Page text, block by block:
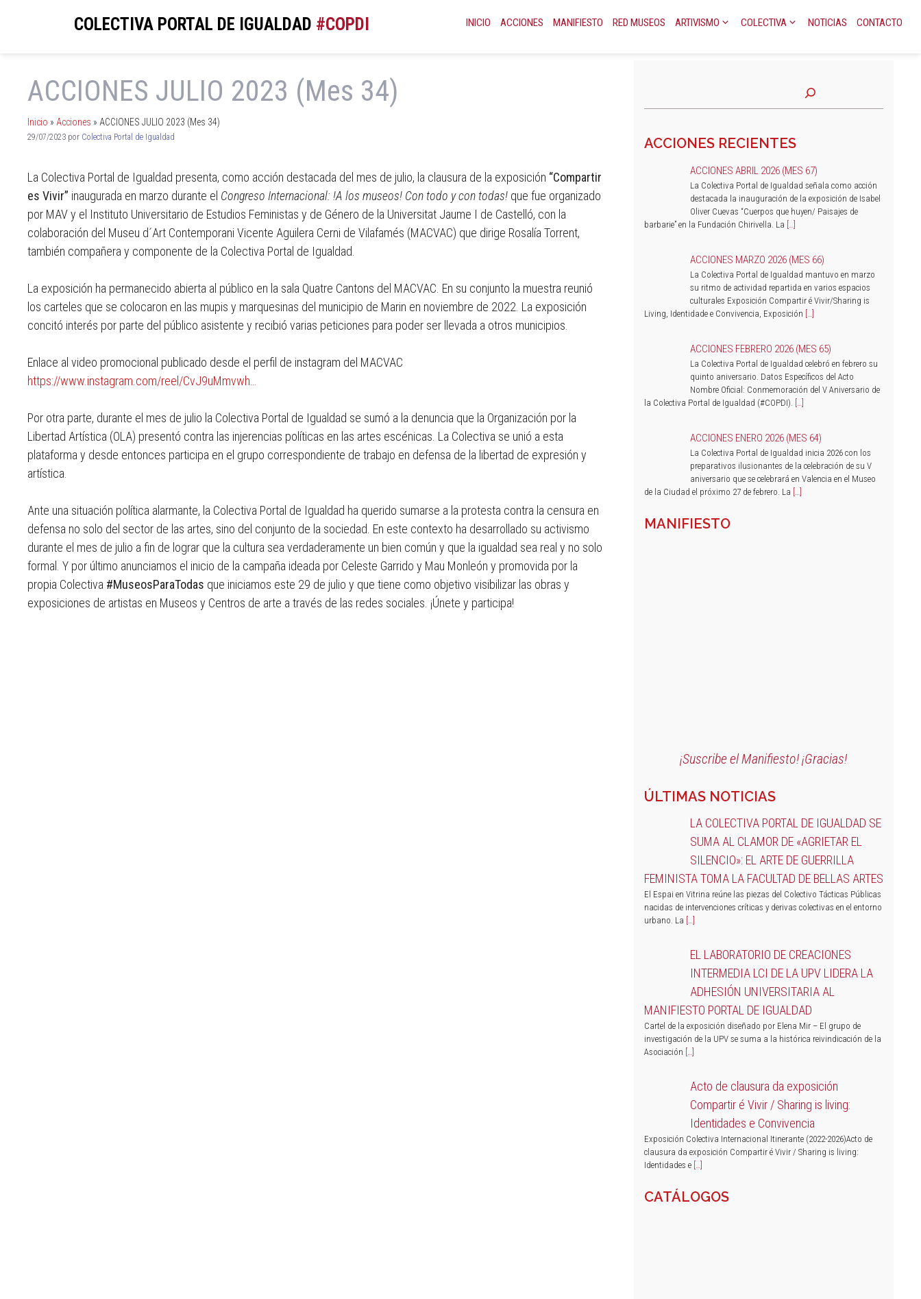
COLECTIVA PORTAL DE IGUALDAD INICIO ACCIONES MANIFIESTO RED MUSEOS ARTIVISMO COLECTIVA NOTICIAS CONTACTO
ACCIONES JULIO 2023 (Mes 34)
Inicio » Acciones » ACCIONES JULIO 2023 (Mes 34)
29/07/2023 por Colectiva Portal de Igualdad
La Colectiva Portal de Igualdad presenta, como acción destacada del mes de julio, la clausura de la exposición “Compartir
es Vivir” inaugurada en marzo durante el Congreso Internacional: !A los museos! Con todo y con todas! que fue organizado
por MAV y el Instituto Universitario de Estudios Feministas y de Género de la Universitat Jaume I de Castelló, con la
colaboración del Museu d´Art Contemporani Vicente Aguilera Cerni de Vilafamés (MACVAC) que dirige Rosalía Torrent,
también compañera y componente de la Colectiva Portal de Igualdad.
La exposición ha permanecido abierta al público en la sala Quatre Cantons del MACVAC. En su conjunto la muestra reunió
los carteles que se colocaron en las mupis y marquesinas del municipio de Marin en noviembre de 2022. La exposición
concitó interés por parte del público asistente y recibió varias peticiones para poder ser llevada a otros municipios.
Enlace al video promocional publicado desde el perfil de instagram del MACVAC
https://www.instagram.com/reel/CvJ9uMmvwh…
Por otra parte, durante el mes de julio la Colectiva Portal de Igualdad se sumó a la denuncia que la Organización por la
Libertad Artística (OLA) presentó contra las injerencias políticas en las artes escénicas. La Colectiva se unió a esta
plataforma y desde entonces participa en el grupo correspondiente de trabajo en defensa de la libertad de expresión y
artística.
Ante una situación política alarmante, la Colectiva Portal de Igualdad ha querido sumarse a la protesta contra la censura en
defensa no solo del sector de las artes, sino del conjunto de la sociedad. En este contexto ha desarrollado su activismo
durante el mes de julio a fin de lograr que la cultura sea verdaderamente un bien común y que la igualdad sea real y no solo
formal. Y por último anunciamos el inicio de la campaña ideada por Celeste Garrido y Mau Monleón y promovida por la
propia Colectiva #MuseosParaTodas que iniciamos este 29 de julio y que tiene como objetivo visibilizar las obras y
exposiciones de artistas en Museos y Centros de arte a través de las redes sociales. ¡Únete y participa!
ACCIONES RECIENTES
ACCIONES ABRIL 2026 (MES 67)
La Colectiva Portal de Igualdad señala como acción
destacada la inauguración de la exposición de Isabel
Oliver Cuevas “Cuerpos que huyen/ Paisajes de
barbarie” en la Fundación Chirivella. La […]
ACCIONES MARZO 2026 (MES 66)
La Colectiva Portal de Igualdad mantuvo en marzo
su ritmo de actividad repartida en varios espacios
culturales Exposición Compartir é Vivir/Sharing is
Living, Identidade e Convivencia, Exposición […]
ACCIONES FEBRERO 2026 (MES 65)
La Colectiva Portal de Igualdad celebró en febrero su
quinto aniversario. Datos Específicos del Acto
Nombre Oficial: Conmemoración del V Aniversario de
la Colectiva Portal de Igualdad (#COPDI). […]
ACCIONES ENERO 2026 (MES 64)
La Colectiva Portal de Igualdad inicia 2026 con los
preparativos ilusionantes de la celebración de su V
aniversario que se celebrará en Valencia en el Museo
de la Ciudad el próximo 27 de febrero. La […]
MANIFIESTO
¡Suscribe el Manifiesto! ¡Gracias!
ÚLTIMAS NOTICIAS
LA COLECTIVA PORTAL DE IGUALDAD SE
SUMA AL CLAMOR DE «AGRIETAR EL
SILENCIO»: EL ARTE DE GUERRILLA
FEMINISTA TOMA LA FACULTAD DE BELLAS ARTES
El Espai en Vitrina reúne las piezas del Colectivo Tácticas Públicas
nacidas de intervenciones críticas y derivas colectivas en el entorno
urbano. La […]
EL LABORATORIO DE CREACIONES
INTERMEDIA LCI DE LA UPV LIDERA LA
ADHESIÓN UNIVERSITARIA AL
MANIFIESTO PORTAL DE IGUALDAD
Cartel de la exposición diseñado por Elena Mir – El grupo de
investigación de la UPV se suma a la histórica reivindicación de la
Asociación […]
Acto de clausura da exposición
Compartir é Vivir / Sharing is living:
Identidades e Convivencia
Exposición Colectiva Internacional Itinerante (2022-2026)Acto de
clausura da exposición Compartir é Vivir / Sharing is living:
Identidades e […]
CATÁLOGOS